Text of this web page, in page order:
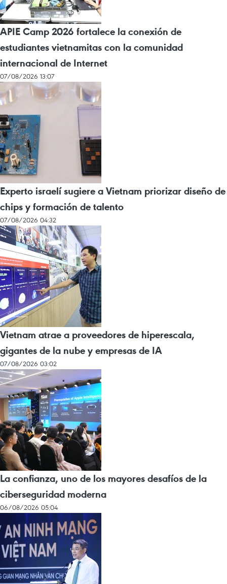
APIE Camp 2026 fortalece la conexión de
estudiantes vietnamitas con la comunidad
internacional de Internet
07/08/2026 13:07
Experto israelí sugiere a Vietnam priorizar diseño de
chips y formación de talento
07/08/2026 04:32
Vietnam atrae a proveedores de hiperescala,
gigantes de la nube y empresas de IA
07/08/2026 03:02
La confianza, uno de los mayores desafíos de la
ciberseguridad moderna
06/08/2026 05:04